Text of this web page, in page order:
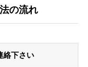
の流れ
絡下さい